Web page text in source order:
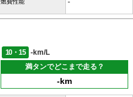
燃費性能 -
10・15
-km/L
満タンでどこまで走る？
-km